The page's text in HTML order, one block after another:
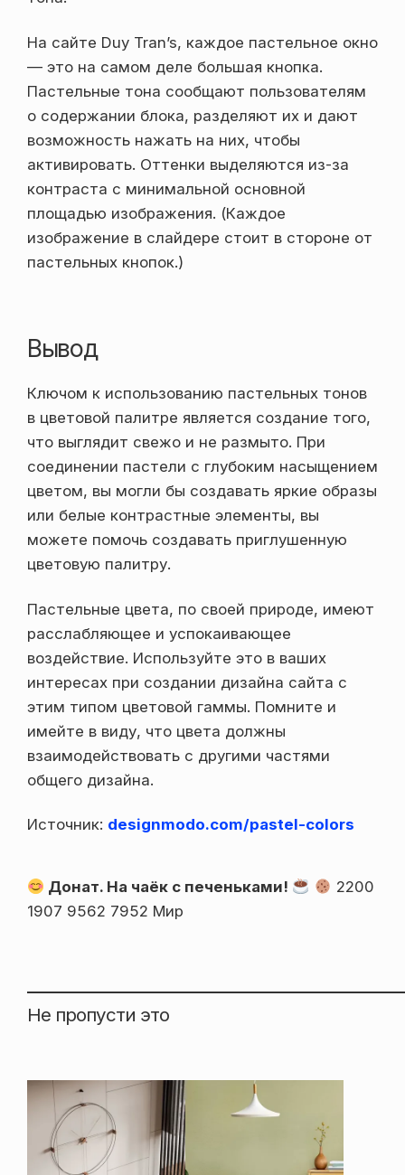
На сайте Duy Tran’s, каждое пастельное окно
— это на самом деле большая кнопка.
Пастельные тона сообщают пользователям
о содержании блока, разделяют их и дают
возможность нажать на них, чтобы
активировать. Оттенки выделяются из-за
контраста с минимальной основной
площадью изображения. (Каждое
изображение в слайдере стоит в стороне от
пастельных кнопок.)
Вывод
Ключом к использованию пастельных тонов
в цветовой палитре является создание того,
что выглядит свежо и не размыто. При
соединении пастели с глубоким насыщением
цветом, вы могли бы создавать яркие образы
или белые контрастные элементы, вы
можете помочь создавать приглушенную
цветовую палитру.
Пастельные цвета, по своей природе, имеют
расслабляющее и успокаивающее
воздействие. Используйте это в ваших
интересах при создании дизайна сайта с
этим типом цветовой гаммы. Помните и
имейте в виду, что цвета должны
взаимодействовать с другими частями
общего дизайна.
Источник: designmodo.com/pastel-colors
Донат. На чаёк с печеньками!
2200
1907 9562 7952 Мир
Не пропусти это